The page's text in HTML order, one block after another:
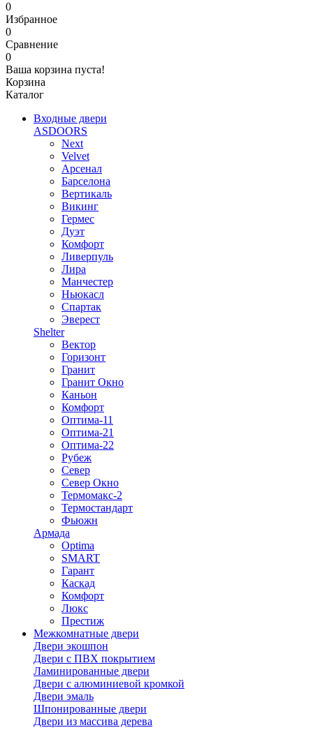
0
Избранное
0
Сравнение
0
Ваша корзина пуста!
Корзина
Каталог
Входные двери
ASDOORS
Next
Velvet
Арсенал
Барселона
Вертикаль
Викинг
Гермес
Дуэт
Комфорт
Ливерпуль
Лира
Манчестер
Ньюкасл
Спартак
Эверест
Shelter
Вектор
Горизонт
Гранит
Гранит Окно
Каньон
Комфорт
Оптима-11
Оптима-21
Оптима-22
Рубеж
Север
Север Окно
Термомакс-2
Термостандарт
Фьюжн
Армада
Optima
SMART
Гарант
Каскад
Комфорт
Люкс
Престиж
Межкомнатные двери
Двери экошпон
Двери с ПВХ покрытием
Ламинированные двери
Двери с алюминиевой кромкой
Двери эмаль
Шпонированные двери
Двери из массива дерева